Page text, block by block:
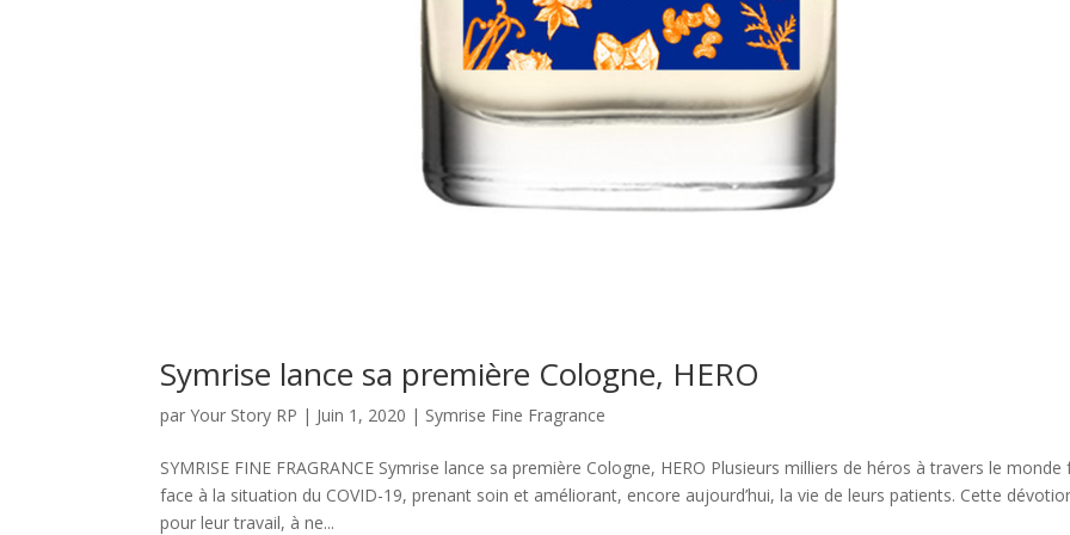
Symrise lance sa première Cologne, HERO
parYour Story RP | Juin 1, 2020 | Symrise Fine Fragrance
SYMRISE FINE FRAGRANCE Symrise lance sa première Cologne, HERO Plusieurs milliers de héros à travers le
face à la situation du COVID-19, prenant soin et améliorant, encore aujourd’hui, la vie de leurs patients. Cette
pour leur travail, à ne...